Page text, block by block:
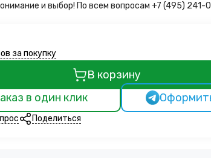
и выбор! По всем вопросам +7 (495) 241-
за покупку
В корзину
в один клик
Поделиться